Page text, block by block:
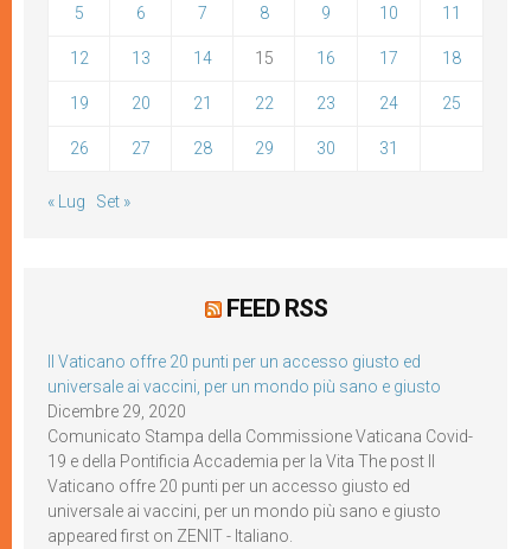
5 6 7 8 9 10 11
12 13 14 15 16 17 18
19 20 21 22 23 24 25
26 27 28 29 30 31
« Lug Set »
FEED RSS
Il Vaticano offre 20 punti per un accesso giusto ed
universale ai vaccini, per un mondo più sano e giusto
Dicembre 29, 2020
Comunicato Stampa della Commissione Vaticana Covid-
19 e della Pontificia Accademia per la Vita The post Il
Vaticano offre 20 punti per un accesso giusto ed
universale ai vaccini, per un mondo più sano e giusto
appeared first on ZENIT - Italiano.